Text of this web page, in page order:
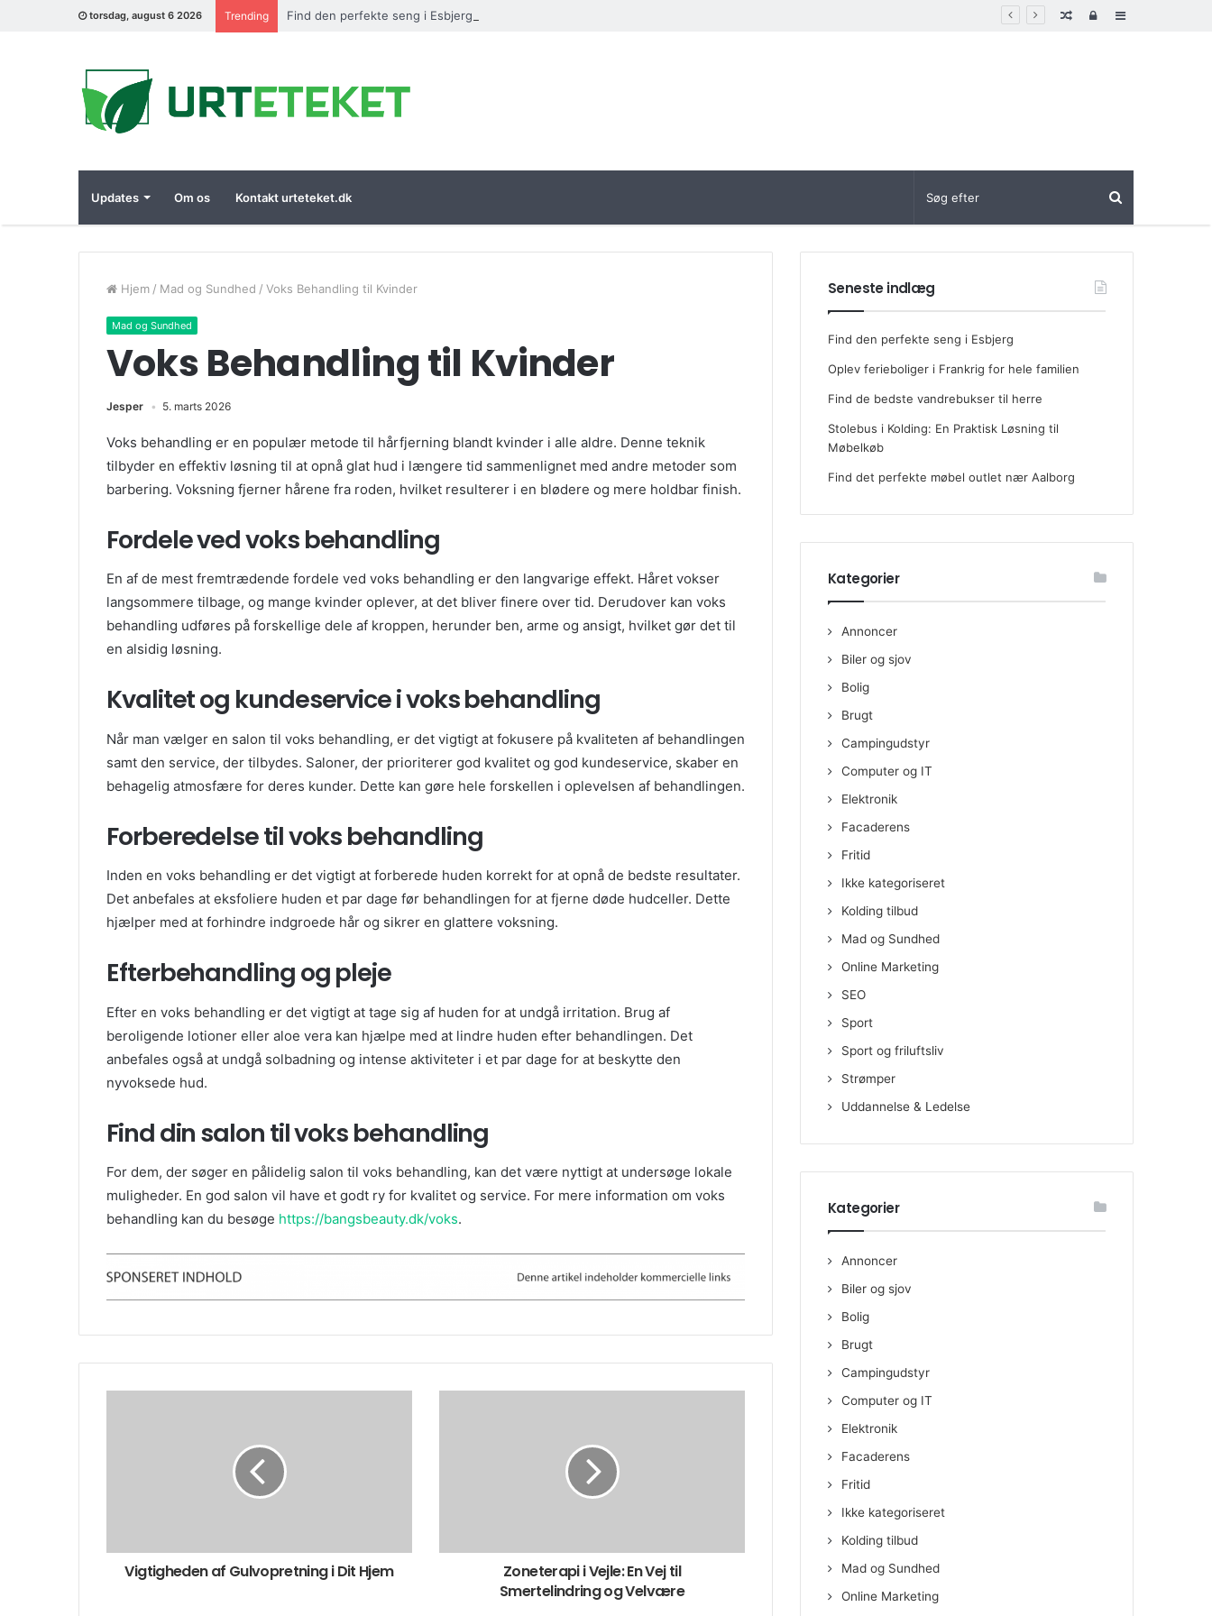
torsdag, august 6 2026 Trending Find den perfekte seng i Esbjerg Sidebar
Log
Random
Updates Om os Kontakt urteteket.dk
Hjem / Mad og Sundhed / Voks Behandling til Kvinder
Mad og Sundhed
Voks Behandling til Kvinder
Jesper 5. marts 2026
Voks behandling er en populær metode til hårfjerning blandt kvinder i alle aldre. Denne teknik
tilbyder en effektiv løsning til at opnå glat hud i længere tid sammenlignet med andre metoder som
barbering. Voksning fjerner hårene fra roden, hvilket resulterer i en blødere og mere holdbar finish.
Fordele ved voks behandling
En af de mest fremtrædende fordele ved voks behandling er den langvarige effekt. Håret vokser
langsommere tilbage, og mange kvinder oplever, at det bliver finere over tid. Derudover kan voks
behandling udføres på forskellige dele af kroppen, herunder ben, arme og ansigt, hvilket gør det til
en alsidig løsning.
Kvalitet og kundeservice i voks behandling
Når man vælger en salon til voks behandling, er det vigtigt at fokusere på kvaliteten af behandlingen
samt den service, der tilbydes. Saloner, der prioriterer god kvalitet og god kundeservice, skaber en
behagelig atmosfære for deres kunder. Dette kan gøre hele forskellen i oplevelsen af behandlingen.
Forberedelse til voks behandling
Inden en voks behandling er det vigtigt at forberede huden korrekt for at opnå de bedste resultater.
Det anbefales at eksfoliere huden et par dage før behandlingen for at fjerne døde hudceller. Dette
hjælper med at forhindre indgroede hår og sikrer en glattere voksning.
Efterbehandling og pleje
Efter en voks behandling er det vigtigt at tage sig af huden for at undgå irritation. Brug af
beroligende lotioner eller aloe vera kan hjælpe med at lindre huden efter behandlingen. Det
anbefales også at undgå solbadning og intense aktiviteter i et par dage for at beskytte den
nyvoksede hud.
Find din salon til voks behandling
For dem, der søger en pålidelig salon til voks behandling, kan det være nyttigt at undersøge lokale
muligheder. En god salon vil have et godt ry for kvalitet og service. For mere information om voks
behandling kan du besøge https://bangsbeauty.dk/voks.
Vigtigheden af Gulvopretning i Dit Hjem
Zoneterapi i Vejle: En Vej til
Smertelindring og Velvære
Seneste indlæg
Find den perfekte seng i Esbjerg
Oplev ferieboliger i Frankrig for hele familien
Find de bedste vandrebukser til herre
Stolebus i Kolding: En Praktisk Løsning til
Møbelkøb
Find det perfekte møbel outlet nær Aalborg
Kategorier
Annoncer
Biler og sjov
Bolig
Brugt
Campingudstyr
Computer og IT
Elektronik
Facaderens
Fritid
Ikke kategoriseret
Kolding tilbud
Mad og Sundhed
Online Marketing
SEO
Sport
Sport og friluftsliv
Strømper
Uddannelse & Ledelse
Kategorier
Annoncer
Biler og sjov
Bolig
Brugt
Campingudstyr
Computer og IT
Elektronik
Facaderens
Fritid
Ikke kategoriseret
Kolding tilbud
Mad og Sundhed
Online Marketing